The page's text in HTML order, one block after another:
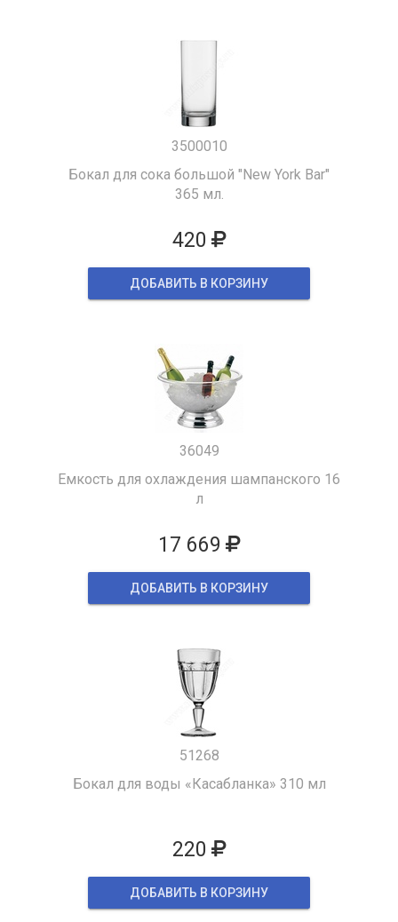
3500010
Бокал для сока большой "New York Bar"
365 мл.
420
ДОБАВИТЬ В КОРЗИНУ
36049
Емкость для охлаждения шампанского 16
л
17 669
ДОБАВИТЬ В КОРЗИНУ
51268
Бокал для воды «Касабланка» 310 мл
220
ДОБАВИТЬ В КОРЗИНУ